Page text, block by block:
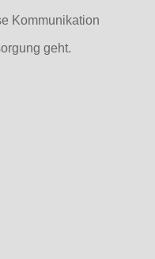
Kommunikation
geht.